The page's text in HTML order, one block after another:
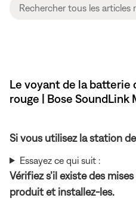
Le voyant de la
rouge | Bose SoundLink
Si vous utilisez la station
Essayez ce qui suit :
Vérifiez s’il existe des
produit et installez-les.